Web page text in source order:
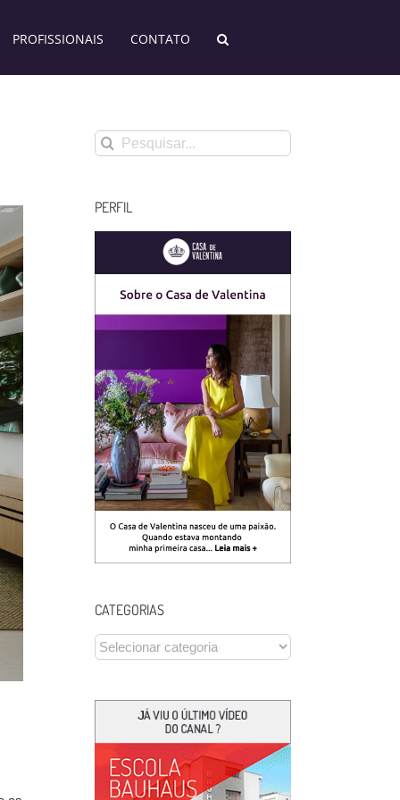
PROFISSIONAIS CONTATO
Buscar
resultados
PERFIL
CATEGORIAS
CATEGORIAS